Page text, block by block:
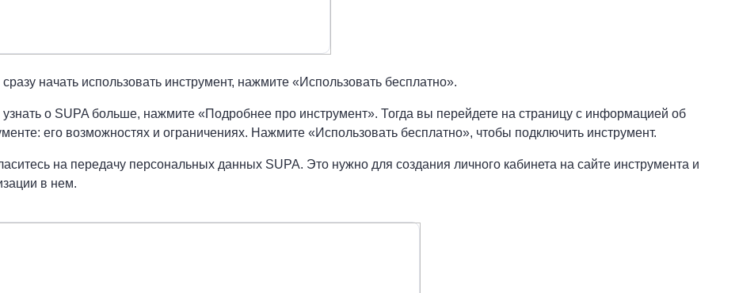
начать использовать инструмент, нажмите «Использовать бесплатно».
о SUPA больше, нажмите «Подробнее про инструмент». Тогда вы перейдете на страницу с информацией об
его возможностях и ограничениях. Нажмите «Использовать бесплатно», чтобы подключить инструмент.
на передачу персональных данных SUPA. Это нужно для создания личного кабинета на сайте инструмента и
в нем.